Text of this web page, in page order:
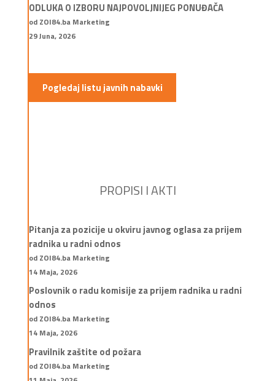
ODLUKA O IZBORU NAJPOVOLJNIJEG PONUĐAČA
od ZOI84.ba Marketing
29 Juna, 2026
Pogledaj listu javnih nabavki
PROPISI I AKTI
Pitanja za pozicije u okviru javnog oglasa za prijem
radnika u radni odnos
od ZOI84.ba Marketing
14 Maja, 2026
Poslovnik o radu komisije za prijem radnika u radni
odnos
od ZOI84.ba Marketing
14 Maja, 2026
Pravilnik zaštite od požara
od ZOI84.ba Marketing